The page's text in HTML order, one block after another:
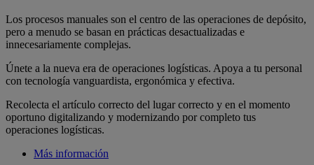
Los procesos manuales son el centro de las operaciones de depósito,
pero a menudo se basan en prácticas desactualizadas e
innecesariamente complejas.
Únete a la nueva era de operaciones logísticas. Apoya a tu personal
con tecnología vanguardista, ergonómica y efectiva.
Recolecta el artículo correcto del lugar correcto y en el momento
oportuno digitalizando y modernizando por completo tus
operaciones logísticas.
Más información